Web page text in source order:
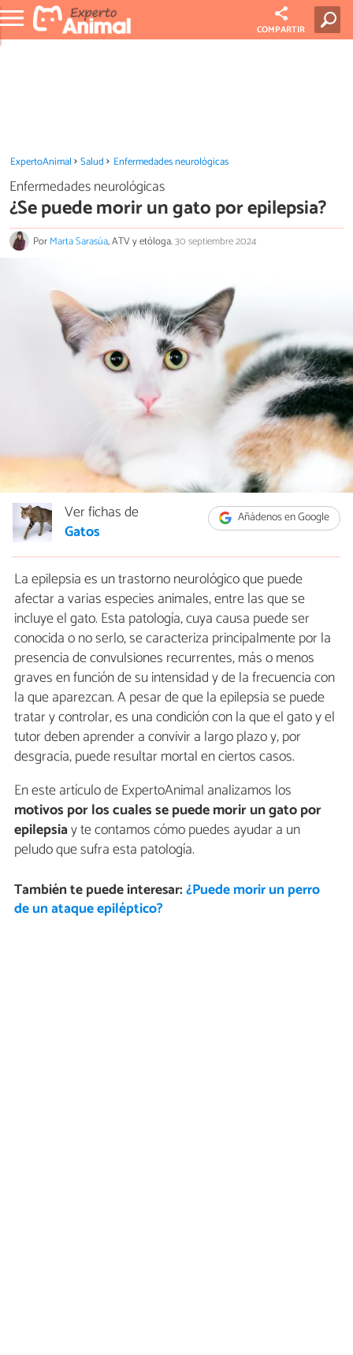
COMPARTIR
ExpertoAnimal Salud Enfermedades neurológicas
Enfermedades neurológicas
¿Se puede morir un gato por epilepsia?
PorMarta Sarasúa, ATV y etóloga.30 septiembre 2024
Añádenos en Google
Ver fichas de
Gatos
La epilepsia es un trastorno neurológico que puede
afectar a varias especies animales, entre las que se
incluye el gato. Esta patología, cuya causa puede ser
conocida o no serlo, se caracteriza principalmente por la
presencia de convulsiones recurrentes, más o menos
graves en función de su intensidad y de la frecuencia con
la que aparezcan. A pesar de que la epilepsia se puede
tratar y controlar, es una condición con la que el gato y el
tutor deben aprender a convivir a largo plazo y, por
desgracia, puede resultar mortal en ciertos casos.
En este artículo de ExpertoAnimal analizamos los
motivos por los cuales se puede morir un gato por
epilepsiay te contamos cómo puedes ayudar a un
peludo que sufra esta patología.
También te puede interesar:¿Puede morir un perro
de un ataque epiléptico?